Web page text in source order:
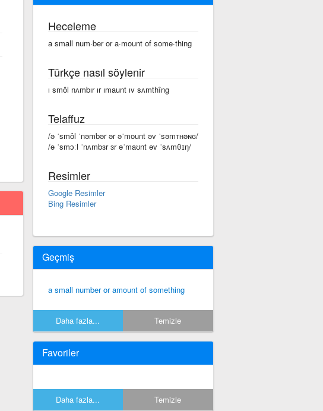
Heceleme
a small num·ber or a·mount of some·thing
Türkçe nasıl söylenir
ı smôl nʌmbır ır ımaunt ıv sʌmthîng
Telaffuz
/ə ˈsmôl ˈnəmbər ər əˈmount əv ˈsəmᴛʜəɴɢ/
/ə ˈsmɔːl ˈnʌmbɜr ɜr əˈmaʊnt əv ˈsʌmθɪŋ/
Resimler
Google Resimler
Bing Resimler
Geçmiş
a small number or amount of something
Daha fazla... Temizle
Favoriler
Daha fazla... Temizle